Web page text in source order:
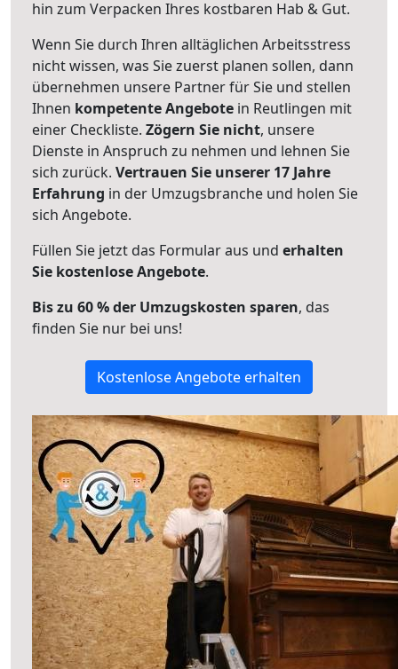
hin zum Verpacken Ihres kostbaren Hab & Gut.
Wenn Sie durch Ihren alltäglichen Arbeitsstress
nicht wissen, was Sie zuerst planen sollen, dann
übernehmen unsere Partner für Sie und stellen
Ihnen kompetente Angebote in Reutlingen mit
einer Checkliste. Zögern Sie nicht, unsere
Dienste in Anspruch zu nehmen und lehnen Sie
sich zurück. Vertrauen Sie unserer 17 Jahre
Erfahrung in der Umzugsbranche und holen Sie
sich Angebote.
Füllen Sie jetzt das Formular aus und erhalten
Sie kostenlose Angebote.
Bis zu 60 % der Umzugskosten sparen, das
finden Sie nur bei uns!
Kostenlose Angebote erhalten